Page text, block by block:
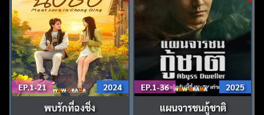
EP.1-21 2024
พบรักที่ฉงชิ่ง
EP.1-36 2025
แผนจารชนกู้ชาติ